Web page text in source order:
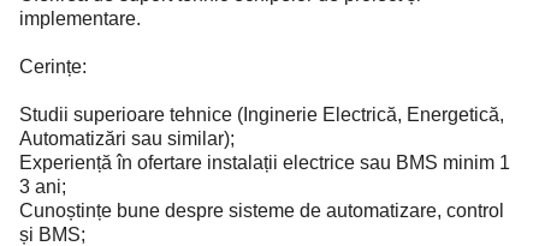
implementare.
Cerințe:
Studii superioare tehnice (Inginerie Electrică, Energetică,
Automatizări sau similar);
Experiență în ofertare instalații electrice sau BMS minim 1
3 ani;
Cunoștințe bune despre sisteme de automatizare, control
și BMS;